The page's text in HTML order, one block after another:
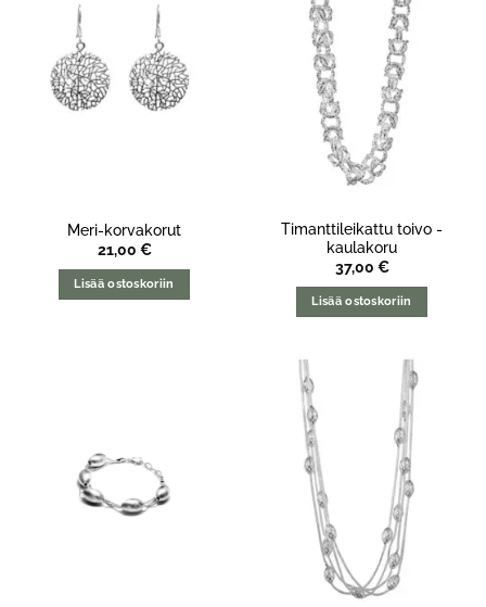
Meri-korvakorut
21,00 €
Lisää ostoskoriin
Timanttileikattu toivo -
kaulakoru
37,00 €
Lisää ostoskoriin